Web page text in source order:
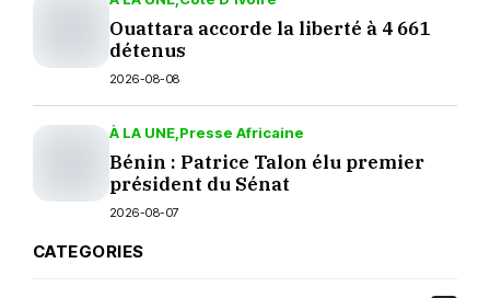
Ouattara accorde la liberté à 4 661
détenus
2026-08-08
À LA UNE Presse Africaine
Bénin : Patrice Talon élu premier
président du Sénat
2026-08-07
CATEGORIES